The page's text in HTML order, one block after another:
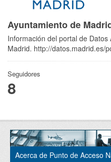
Ayuntamiento de
Información del portal de
Madrid. http://datos.madrid.es/
Seguidores
8
Acerca de Punto de Acceso